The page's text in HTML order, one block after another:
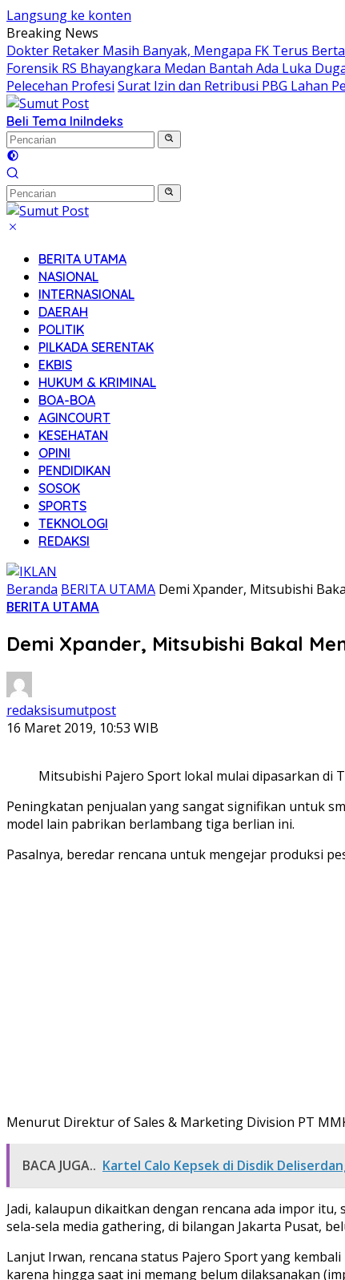
Langsung ke konten
Breaking News
Dokter Retaker Masih Banyak, Mengapa FK Terus
Forensik RS Bhayangkara Medan Bantah Ada Luka
Pelecehan Profesi Surat Izin dan Retribusi PBG Lahan
Beli Tema IniIndeks
BERITA UTAMA
NASIONAL
INTERNASIONAL
DAERAH
POLITIK
PILKADA SERENTAK
EKBIS
HUKUM & KRIMINAL
BOA-BOA
AGINCOURT
KESEHATAN
OPINI
PENDIDIKAN
SOSOK
SPORTS
TEKNOLOGI
REDAKSI
Beranda BERITA UTAMA Demi Xpander, Mitsubishi
BERITA UTAMA
Demi Xpander, Mitsubishi Bakal
redaksisumutpost
16 Maret 2019, 10:53 WIB
Mitsubishi Pajero Sport lokal mulai dipasarkan di
Peningkatan penjualan yang sangat signifikan untuk
model lain pabrikan berlambang tiga berlian ini.
Pasalnya, beredar rencana untuk mengejar produksi
Menurut Direktur of Sales & Marketing Division PT
BACA JUGA.. Kartel Calo Kepsek di Disdik
Jadi, kalaupun dikaitkan dengan rencana ada impor
sela-sela media gathering, di bilangan Jakarta Pusat,
Lanjut Irwan, rencana status Pajero Sport yang
karena hingga saat ini memang belum dilaksanakan